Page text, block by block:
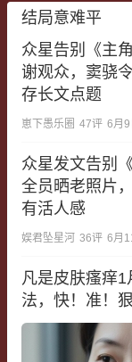
结局意难平
众星告别《主
谢观众，窦骁
存长文点题
崽下愚乐圈 47评 6月
众星发文告别
全员晒老照片
有活人感
娱君坠星河 36评 6月
凡是皮肤瘙痒
法，快！准！狠